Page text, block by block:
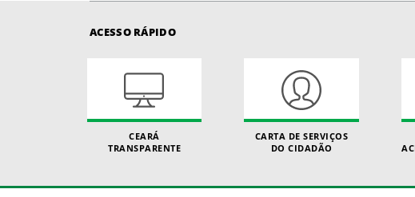
ACESSO RÁPIDO
CEARÁ
TRANSPARENTE
CARTA DE SERVIÇOS
DO CIDADÃO